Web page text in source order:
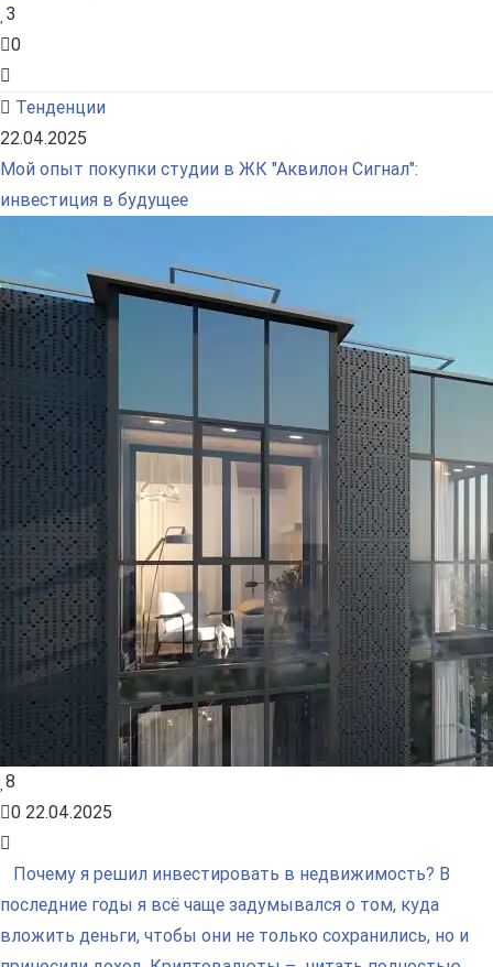
3
0
Тенденции
22.04.2025
Мой опыт покупки студии в ЖК "Аквилон Сигнал":
инвестиция в будущее
8
0 22.04.2025
Почему я решил инвестировать в недвижимость? В
последние годы я всё чаще задумывался о том, куда
вложить деньги, чтобы они не только сохранились, но и